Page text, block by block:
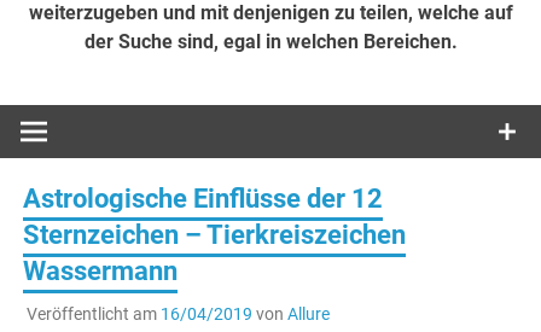
weiterzugeben und mit denjenigen zu teilen, welche auf
der Suche sind, egal in welchen Bereichen.
Astrologische Einflüsse der 12
Sternzeichen – Tierkreiszeichen
Wassermann
Veröffentlicht am 16/04/2019 von Allure